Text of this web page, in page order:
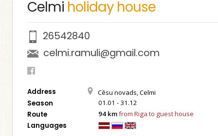
Celmi holiday house
26542840
celmi.ramuli@gmail.com
Address Cēsu novads, Celmi
Season 01.01 - 31.12
Route 94 kmfrom Riga to guest house
Languages